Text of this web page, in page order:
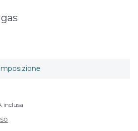
inclusa